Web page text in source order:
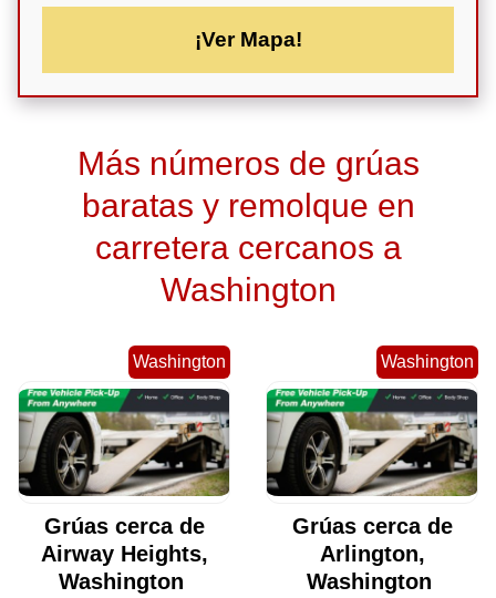
¡Ver Mapa!
Más números de grúas
baratas y remolque en
carretera cercanos a
Washington
Washington
Grúas cerca de
Airway Heights,
Washington
Washington
Grúas cerca de
Arlington,
Washington